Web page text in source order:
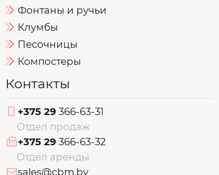
Фонтаны и ручьи
Клумбы
Песочницы
Компостеры
Контакты
+375 29 366-63-31
Отдел продаж
+375 29 366-63-32
Отдел аренды
sales@cbm.by